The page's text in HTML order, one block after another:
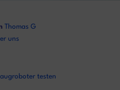
Thomas G
uns
testen